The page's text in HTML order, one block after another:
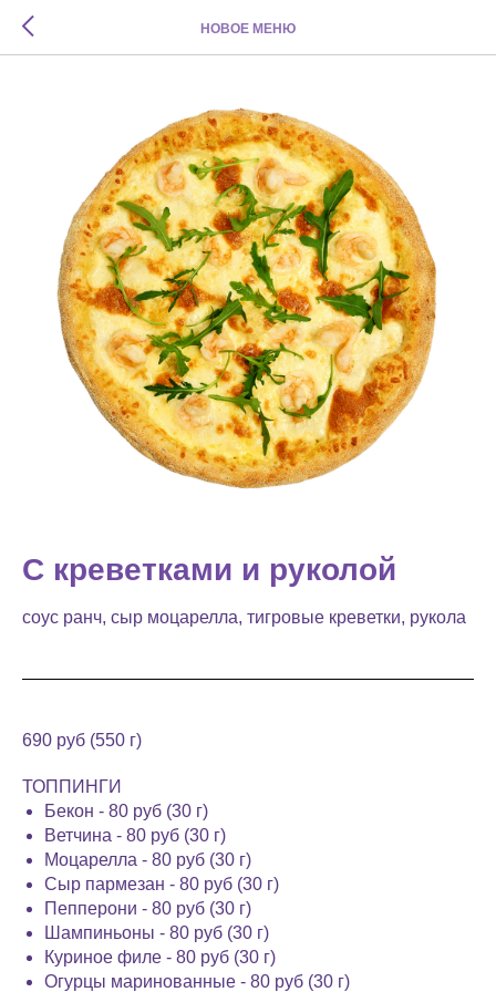
НОВОЕ МЕНЮ
С креветками и руколой
соус ранч, сыр моцарелла, тигровые креветки, рукола
690 руб (550 г)
ТОППИНГИ
Бекон - 80 руб (30 г)
Ветчина - 80 руб (30 г)
Моцарелла - 80 руб (30 г)
Сыр пармезан - 80 руб (30 г)
Пепперони - 80 руб (30 г)
Шампиньоны - 80 руб (30 г)
Куриное филе - 80 руб (30 г)
Огурцы маринованные - 80 руб (30 г)